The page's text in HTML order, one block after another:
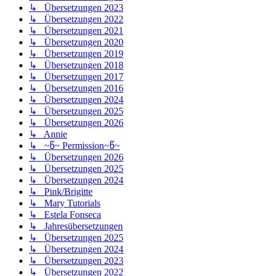
↳ Übersetzungen 2023
↳ Übersetzungen 2022
↳ Übersetzungen 2021
↳ Übersetzungen 2020
↳ Übersetzungen 2019
↳ Übersetzungen 2018
↳ Übersetzungen 2017
↳ Übersetzungen 2016
↳ Übersetzungen 2024
↳ Übersetzungen 2025
↳ Übersetzungen 2026
↳ Annie
↳ ~წ~ Permission~წ~
↳ Übersetzungen 2026
↳ Übersetzungen 2025
↳ Übersetzungen 2024
↳ Pink/Brigitte
↳ Mary Tutorials
↳ Estela Fonseca
↳ Jahresübersetzungen
↳ Übersetzungen 2025
↳ Übersetzungen 2024
↳ Übersetzungen 2023
↳ Übersetzungen 2022